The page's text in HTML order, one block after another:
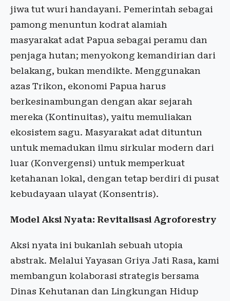
jiwa tut wuri handayani. Pemerintah sebagai
pamong menuntun kodrat alamiah
masyarakat adat Papua sebagai peramu dan
penjaga hutan; menyokong kemandirian dari
belakang, bukan mendikte. Menggunakan
azas Trikon, ekonomi Papua harus
berkesinambungan dengan akar sejarah
mereka (Kontinuitas), yaitu memuliakan
ekosistem sagu. Masyarakat adat dituntun
untuk memadukan ilmu sirkular modern dari
luar (Konvergensi) untuk memperkuat
ketahanan lokal, dengan tetap berdiri di pusat
kebudayaan ulayat (Konsentris).
Model Aksi Nyata: Revitalisasi Agroforestry
Aksi nyata ini bukanlah sebuah utopia
abstrak. Melalui Yayasan Griya Jati Rasa, kami
membangun kolaborasi strategis bersama
Dinas Kehutanan dan Lingkungan Hidup